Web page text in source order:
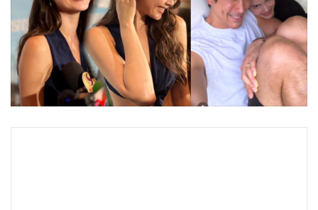
Infographic
• การเมือง
• ท่องเที่ยว
•
กีฬา
• ต่างประเทศ